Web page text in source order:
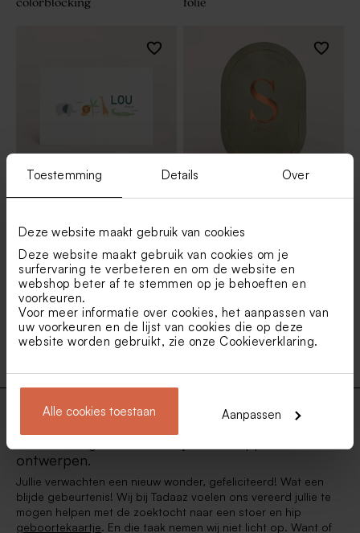
Toestemming Details Over
Deze website maakt gebruik van cookies
Deze website maakt gebruik van cookies om je
surfervaring te verbeteren en om de website en
webshop beter af te stemmen op je behoeften en
voorkeuren.
Voor meer informatie over cookies, het aanpassen van
uw voorkeuren en de lijst van cookies die op deze
website worden gebruikt, zie onze Cookieverklaring.
Alle cookies toestaan Aanpassen
colorblocking
folie
Leuk geboortekaartje met
Ovaal geboortekaartje in
1 2 3 4 5
7
ontwerpen.
Jullie verwachten een nieuw wonder, gefeliciteerd! Wat een
blijde gebeurtenis! Wij bij Tadaaz voelen ons vereerd jullie te
mogen helpen met de zoektocht naar een stoer en hip
geboortekaartje. En die taak nemen wij niet licht op. Want of